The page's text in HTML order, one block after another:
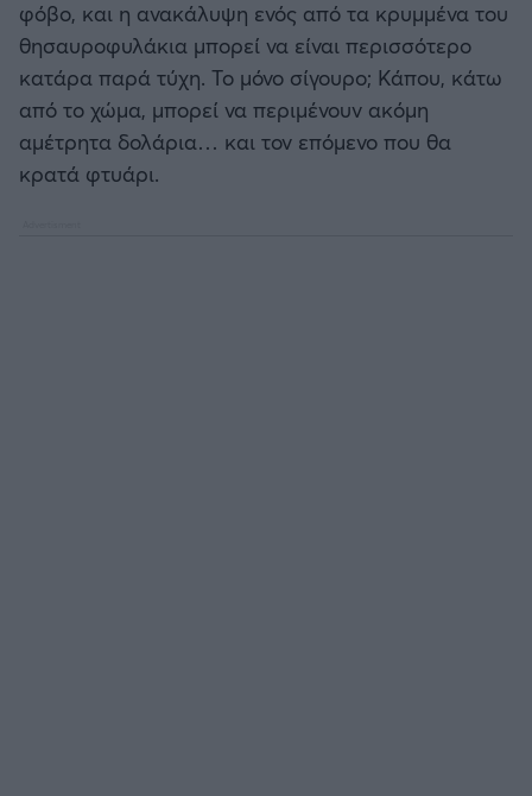
φόβο, και η ανακάλυψη ενός από τα κρυμμένα του
θησαυροφυλάκια μπορεί να είναι περισσότερο
κατάρα παρά τύχη. Το μόνο σίγουρο; Κάπου, κάτω
από το χώμα, μπορεί να περιμένουν ακόμη
αμέτρητα δολάρια… και τον επόμενο που θα
κρατά φτυάρι.